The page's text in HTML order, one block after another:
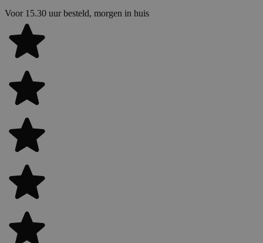
Voor 15.30 uur besteld, morgen in huis